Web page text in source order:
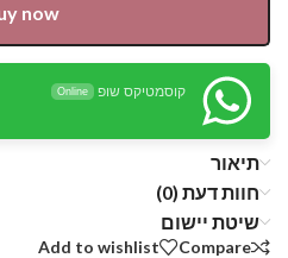
now
קוסמטיקס שופ Online
תיאור
חוות דעת (0)
שיטת יישום
Compare
Add to wishlist